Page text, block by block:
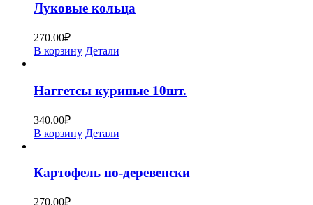
Луковые кольца
270.00₽
В корзину Детали
Наггетсы куриные 10шт.
340.00₽
В корзину Детали
Картофель по-деревенски
270.00₽